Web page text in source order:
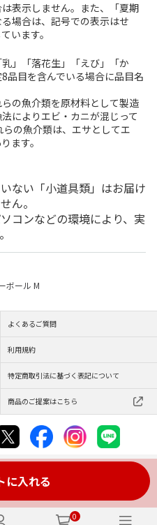
0
表示しません。また、「夏期
場合は、記号での表示はせ
います。
」「落花生」「えび」「か
品目を含んでいる場合に品目名
の魚介類を原材料として製造
によりエビ・カニが混じって
の魚介類は、エサとしてエ
ます。
ない「小道具類」はお届け
ん。
コンなどの環境により、実
に入れる
ボール M
よくあるご質問
利用規約
特定商取引法に基づく表記について
商品のご提案はこちら